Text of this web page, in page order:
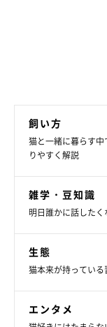
飼い方
猫と一緒に暮らす
りやすく解説
雑学・豆知識
明日誰かに話した
生態
猫本来が持ってい
エンタメ